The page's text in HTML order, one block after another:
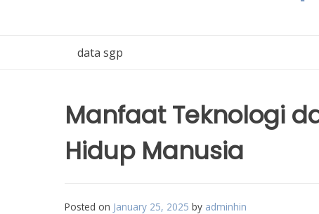
data sgp
Manfaat Teknologi
Hidup Manusia
Posted on January 25, 2025 by adminhin